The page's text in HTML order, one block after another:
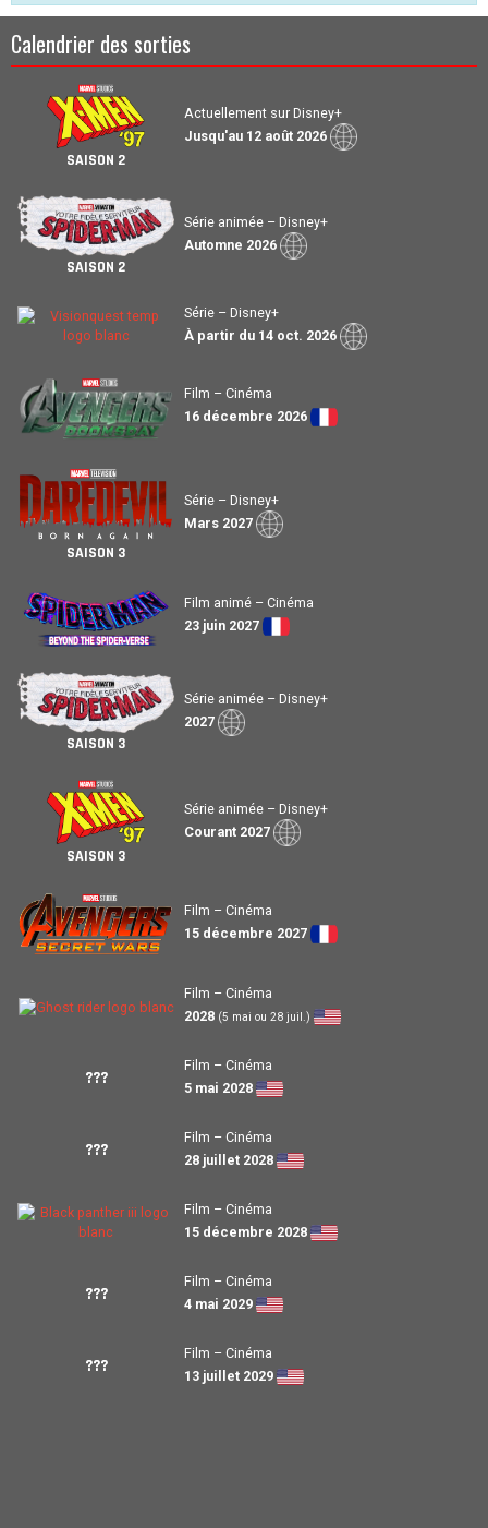
Calendrier des sorties
SAISON 2
Actuellement sur Disney+
Jusqu'au 12 août 2026
SAISON 2
Série animée – Disney+
Automne 2026
Série – Disney+
À partir du 14 oct. 2026
Film – Cinéma
16 décembre 2026
SAISON 3
Série – Disney+
Mars 2027
Film animé – Cinéma
23 juin 2027
SAISON 3
Série animée – Disney+
2027
SAISON 3
Série animée – Disney+
Courant 2027
Film – Cinéma
15 décembre 2027
Film – Cinéma
2028 (5 mai ou 28 juil.)
???
Film – Cinéma
5 mai 2028
???
Film – Cinéma
28 juillet 2028
Film – Cinéma
15 décembre 2028
???
Film – Cinéma
4 mai 2029
???
Film – Cinéma
13 juillet 2029